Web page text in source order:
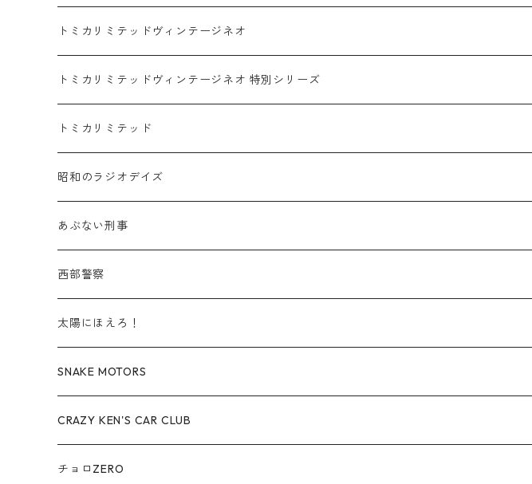
日産 / NISSAN
スバル / SUBARU
スズキ / SUZUKI
三菱 / MITSUBISHI
シボレー / Chevrolet
ビー・エム・ダブリュー / BMW
レクサス / LEXUS
アウディ / Audi
ロータス / LOTUS
三菱ふそう/ MITSUBISHI FUSO
赤箱 - 絶版（廃盤）トミカ No.1-9
赤箱 - 絶版（廃盤）トミカ No.10-19
赤箱 - 絶版（廃盤）トミカ No.60-69
赤箱 - 絶版（廃盤）トミカ No.70-79
赤箱 - 絶版（廃盤）ロングトミカ No.121-
赤箱 - 車種別
乗用車
商用車・公用車
TLV - No. LV-00-09
TLV - No. LV-10-19
TLV - No. LV-60-69
TLV - No. LV-70-79
TLV - 車種別
乗用車
商用車・公用車
トミカリミテッドヴィンテージネオ
TLVN - NEW LINEUP
TLVN - No. LV-00-219
TLVN - No. LV-00-09
TLVN - No. LV-10-19
TLVN - No. LV-60-69
TLVN - 車種別
乗用車
商用車・公用車
トミカリミテッドヴィンテージネオ 特別シリーズ
トミカリミテッド
昭和のラジオデイズ
あぶない刑事
西部警察
太陽にほえろ！
SNAKE MOTORS
CRAZY KEN'S CAR CLUB
チョロZERO